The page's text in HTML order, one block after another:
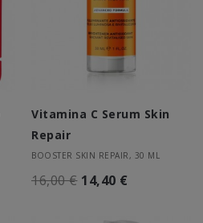
Vitamina C Serum Skin
Repair
BOOSTER SKIN REPAIR, 30 ML
16,00 € 14,40 €